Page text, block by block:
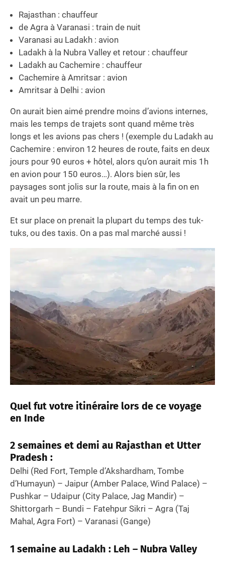
Rajasthan : chauffeur
de Agra à Varanasi : train de nuit
Varanasi au Ladakh : avion
Ladakh à la Nubra Valley et retour : chauffeur
Ladakh au Cachemire : chauffeur
Cachemire à Amritsar : avion
Amritsar à Delhi : avion
On aurait bien aimé prendre moins d’avions internes,
mais les temps de trajets sont quand même très
longs et les avions pas chers ! (exemple du Ladakh au
Cachemire : environ 12 heures de route, faits en deux
jours pour 90 euros + hôtel, alors qu’on aurait mis 1h
en avion pour 150 euros…). Alors bien sûr, les
paysages sont jolis sur la route, mais à la fin on en
avait un peu marre.
Et sur place on prenait la plupart du temps des tuk-
tuks, ou des taxis. On a pas mal marché aussi !
Quel fut votre itinéraire lors de ce voyage
en Inde
2 semaines et demi au Rajasthan et Utter
Pradesh :
Delhi (Red Fort, Temple d’Akshardham, Tombe
d’Humayun) – Jaipur (Amber Palace, Wind Palace) –
Pushkar – Udaipur (City Palace, Jag Mandir) –
Shittorgarh – Bundi – Fatehpur Sikri – Agra (Taj
Mahal, Agra Fort) – Varanasi (Gange)
1 semaine au Ladakh : Leh – Nubra Valley